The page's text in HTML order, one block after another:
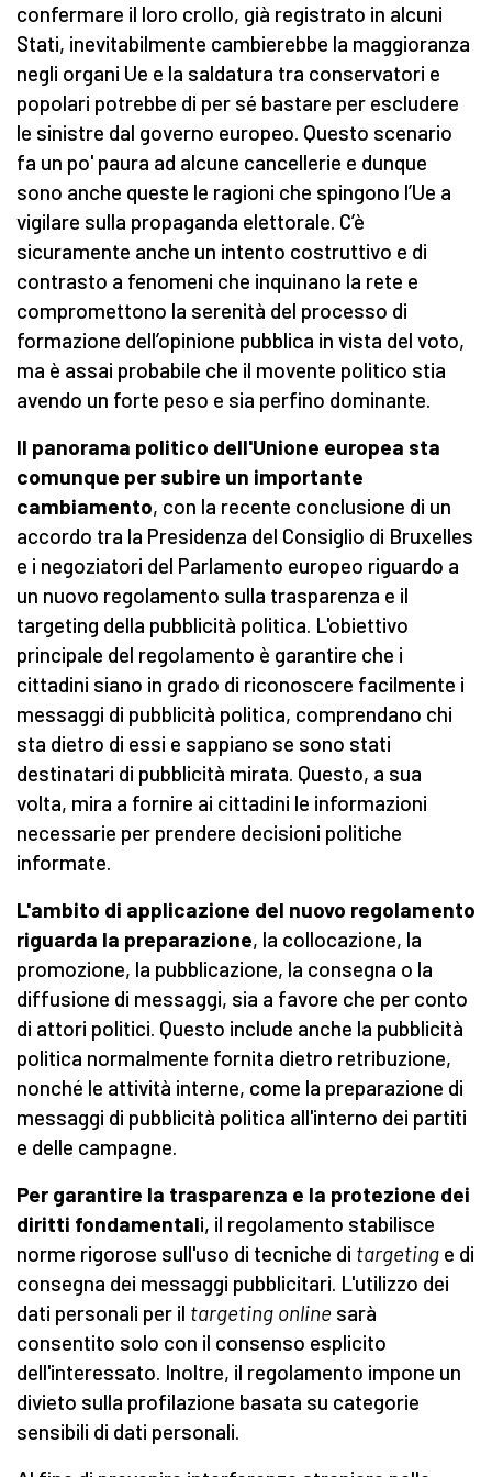
confermare il loro crollo, già registrato in alcuni
Stati, inevitabilmente cambierebbe la maggioranza
negli organi Ue e la saldatura tra conservatori e
popolari potrebbe di per sé bastare per escludere
le sinistre dal governo europeo. Questo scenario
fa un po' paura ad alcune cancellerie e dunque
sono anche queste le ragioni che spingono l’Ue a
vigilare sulla propaganda elettorale. C’è
sicuramente anche un intento costruttivo e di
contrasto a fenomeni che inquinano la rete e
compromettono la serenità del processo di
formazione dell’opinione pubblica in vista del voto,
ma è assai probabile che il movente politico stia
avendo un forte peso e sia perfino dominante.
Il panorama politico dell'Unione europea sta
comunque per subire un importante
cambiamento, con la recente conclusione di un
accordo tra la Presidenza del Consiglio di Bruxelles
e i negoziatori del Parlamento europeo riguardo a
un nuovo regolamento sulla trasparenza e il
targeting della pubblicità politica. L'obiettivo
principale del regolamento è garantire che i
cittadini siano in grado di riconoscere facilmente i
messaggi di pubblicità politica, comprendano chi
sta dietro di essi e sappiano se sono stati
destinatari di pubblicità mirata. Questo, a sua
volta, mira a fornire ai cittadini le informazioni
necessarie per prendere decisioni politiche
informate.
L'ambito di applicazione del nuovo regolamento
riguarda la preparazione, la collocazione, la
promozione, la pubblicazione, la consegna o la
diffusione di messaggi, sia a favore che per conto
di attori politici. Questo include anche la pubblicità
politica normalmente fornita dietro retribuzione,
nonché le attività interne, come la preparazione di
messaggi di pubblicità politica all'interno dei partiti
e delle campagne.
Per garantire la trasparenza e la protezione dei
diritti fondamentali, il regolamento stabilisce
norme rigorose sull'uso di tecniche di targeting e di
consegna dei messaggi pubblicitari. L'utilizzo dei
dati personali per il targeting online sarà
consentito solo con il consenso esplicito
dell'interessato. Inoltre, il regolamento impone un
divieto sulla profilazione basata su categorie
sensibili di dati personali.